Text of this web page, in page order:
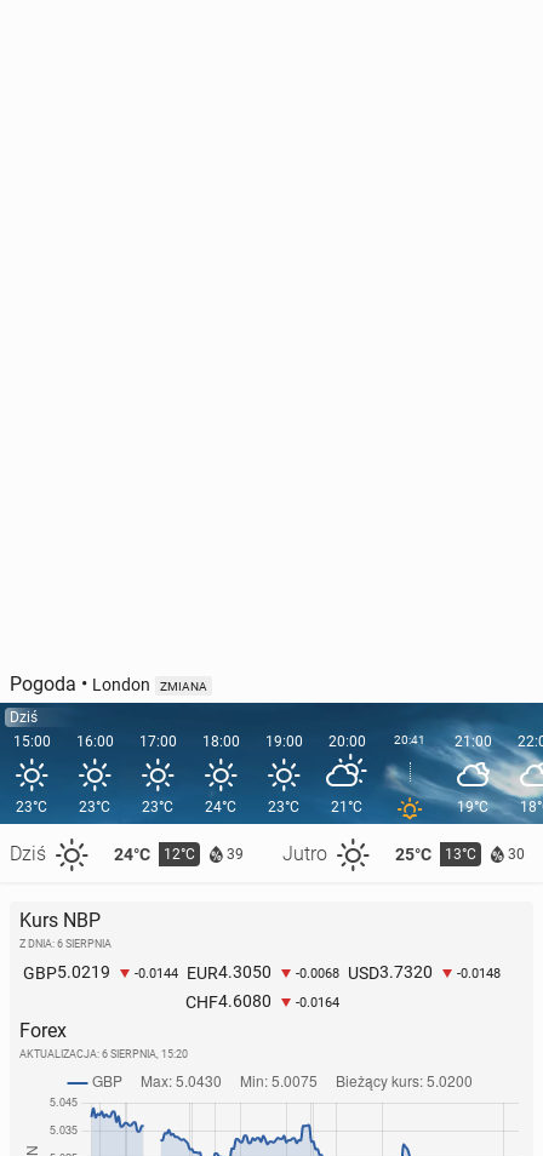
Pogoda • London ZMIANA
Dziś
15:00
23°C
Dziś 24°C 12°C 39 Jutro 25°C 13°C 30
16:00
23°C
17:00
23°C
18:00
24°C
19:00
23°C
20:00
21°C
20:41 21:00
19°C
Kurs NBP
Z DNIA: 6 SIERPNIA
GBP5.0219 -0.0144 EUR4.3050 -0.0068 USD3.7320 -0.0148
CHF4.6080 -0.0164
Forex
AKTUALIZACJA: 6 SIERPNIA, 15:20